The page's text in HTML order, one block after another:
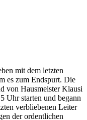
mit dem letzten
es zum Endspurt. Die
von Hausmeister Klausi
Uhr starten und begann
verbliebenen Leiter
der ordentlichen